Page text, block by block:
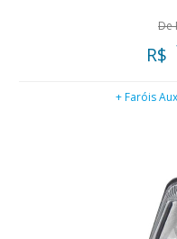
De
R$
+ Faróis